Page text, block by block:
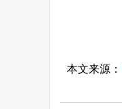
本文来源：